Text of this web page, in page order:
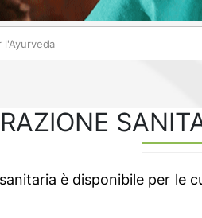
l'Ayurveda
è disponibile per